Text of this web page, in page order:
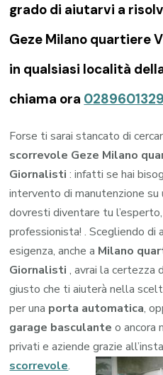
grado di aiutarvi a
Geze Milano quartiere
in qualsiasi località
chiama ora 0289601329
Forse ti sarai stancato di
scorrevole Geze Milano
Giornalisti : infatti se hai
intervento di manutenzione
dovresti diventare tu
professionista! . Scegliendo di
esigenza, anche a Milano
Giornalisti, avrai la certezza
giusto che ti aiuterà nella
per una porta automatica,
garage basculante o ancora
privati e aziende grazie
scorrevole.